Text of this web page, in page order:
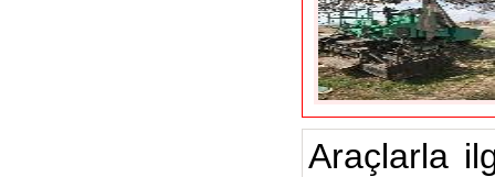
Araçlarla